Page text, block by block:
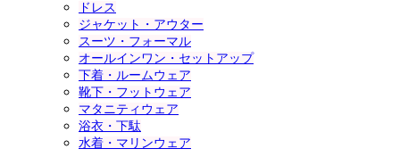
ドレス
ジャケット・アウター
スーツ・フォーマル
オールインワン・セットアップ
下着・ルームウェア
靴下・フットウェア
マタニティウェア
浴衣・下駄
水着・マリンウェア